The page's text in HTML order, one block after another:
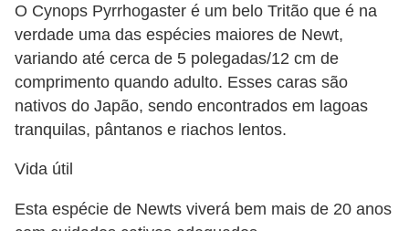
O Cynops Pyrrhogaster é um belo Tritão que é na
verdade uma das espécies maiores de Newt,
variando até cerca de 5 polegadas/12 cm de
comprimento quando adulto. Esses caras são
nativos do Japão, sendo encontrados em lagoas
tranquilas, pântanos e riachos lentos.
Vida útil
Esta espécie de Newts viverá bem mais de 20 anos
t
i
m
a
ç
o
R